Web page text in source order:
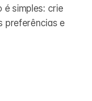
é simples: crie
preferências e